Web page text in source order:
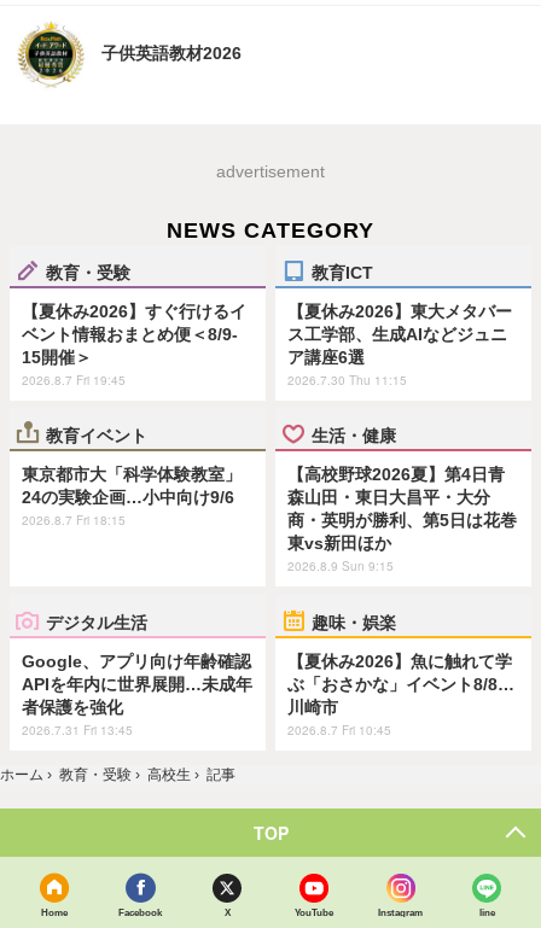
子供英語教材2026
advertisement
NEWS CATEGORY
教育・受験
【夏休み2026】すぐ行けるイ
ベント情報おまとめ便＜8/9-
15開催＞
2026.8.7 Fri 19:45
教育ICT
【夏休み2026】東大メタバー
ス工学部、生成AIなどジュニ
ア講座6選
2026.7.30 Thu 11:15
教育イベント
東京都市大「科学体験教室」
24の実験企画…小中向け9/6
2026.8.7 Fri 18:15
生活・健康
【高校野球2026夏】第4日青
森山田・東日大昌平・大分
商・英明が勝利、第5日は花巻
東vs新田ほか
2026.8.9 Sun 9:15
デジタル生活
Google、アプリ向け年齢確認
APIを年内に世界展開…未成年
者保護を強化
2026.7.31 Fri 13:45
趣味・娯楽
【夏休み2026】魚に触れて学
ぶ「おさかな」イベント8/8…
川崎市
2026.8.7 Fri 10:45
ホーム › 教育・受験 › 高校生 › 記事
TOP
Home Facebook X YouTube Instagram line